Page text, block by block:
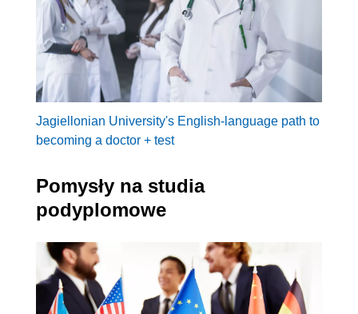
Jagiellonian University's English-language path to
becoming a doctor + test
Pomysły na studia
podyplomowe